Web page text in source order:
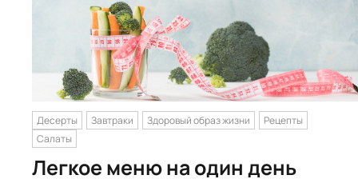
Десерты Завтраки Здоровый образ жизни
Рецепты
Салаты
Легкое меню на один день